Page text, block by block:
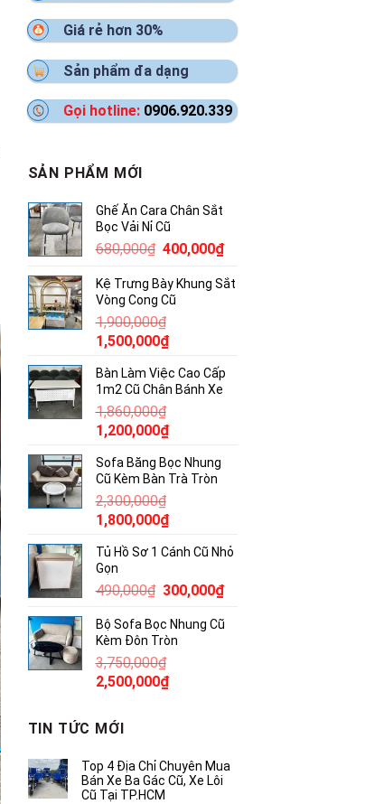
Giá rẻ hơn 30%
Sản phẩm đa dạng
Gọi hotline: 0906.920.339
SẢN PHẨM MỚI
Ghế Ăn Cara Chân Sắt
Bọc Vải Nỉ Cũ
680,000₫ Giá
là:
680,000₫.
400,000₫Giá
tại
Kệ Trưng Bày Khung Sắt
Vòng Cong Cũ
1,900,000₫
Giá
là:
1,900,000₫.
1,500,000₫Giá
tại
là:
Bàn Làm Việc Cao Cấp
1m2 Cũ Chân Bánh Xe
1,860,000₫
Giá
là:
1,860,000₫.
1,200,000₫Giá
tại
là:
Sofa Băng Bọc Nhung
Cũ Kèm Bàn Trà Tròn
2,300,000₫
Giá
là:
2,300,000₫.
1,800,000₫Giá
tại
1,800,000₫.
Tủ Hồ Sơ 1 Cánh Cũ Nhỏ
Gọn
490,000₫ Giá
là:
490,000₫.
300,000₫Giá
tại
Bộ Sofa Bọc Nhung Cũ
Kèm Đôn Tròn
3,750,000₫
Giá
là:
3,750,000₫.
2,500,000₫Giá
2,500,000₫.
TIN TỨC MỚI
Top 4 Địa Chỉ Chuyên Mua
Bán Xe Ba Gác Cũ, Xe Lôi
Cũ Tại TP.HCM